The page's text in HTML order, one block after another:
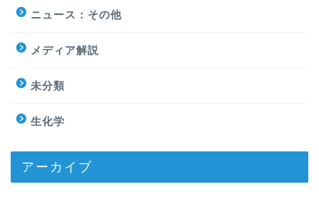
ニュース：その他
メディア解説
未分類
生化学
アーカイブ